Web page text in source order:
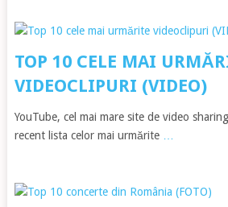
TOP 10 CELE MAI
VIDEOCLIPURI (VIDEO)
YouTube, cel mai mare site de video
recent lista celor mai urmărite